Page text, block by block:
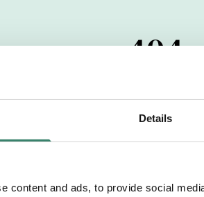
Details
content and ads, to provide social
404
har passerats. Vi
dig med mer information om